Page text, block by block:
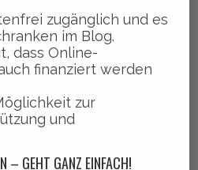
zugänglich und es
im Blog.
dass Online-
finanziert werden
zur
und
– GEHT GANZ EINFACH!